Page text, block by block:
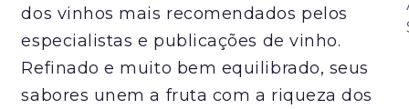
dos vinhos mais recomendados pelos
especialistas e publicações de vinho.
Refinado e muito bem equilibrado, seus
sabores unem a fruta com a riqueza dos